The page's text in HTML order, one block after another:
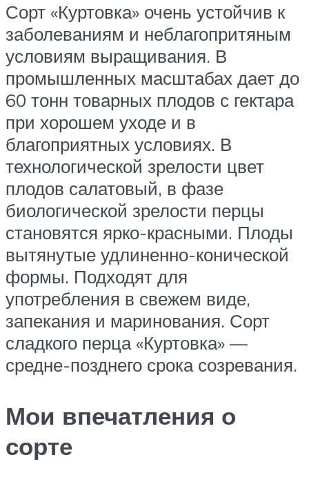
Сорт «Куртовка» очень устойчив к
заболеваниям и неблагопритяным
условиям выращивания. В
промышленных масштабах дает до
60 тонн товарных плодов с гектара
при хорошем уходе и в
благоприятных условиях. В
технологической зрелости цвет
плодов салатовый, в фазе
биологической зрелости перцы
становятся ярко-красными. Плоды
вытянутые удлиненно-конической
формы. Подходят для
употребления в свежем виде,
запекания и маринования. Сорт
сладкого перца «Куртовка» —
средне-позднего срока созревания.
Мои впечатления о
сорте